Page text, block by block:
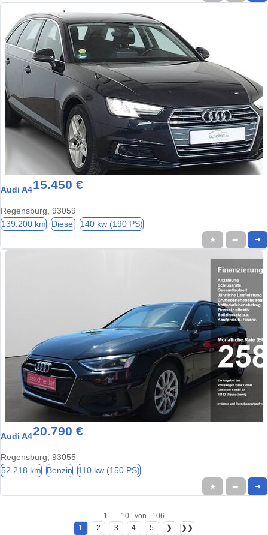
Audi A415.450 €
Regensburg, 93059
139.200 km Diesel 140 kw (190 PS)
★ ➦ ➜
Audi A420.790 €
Regensburg, 93055
52.218 km Benzin 110 kw (150 PS)
★ ➦ ➜
1 - 10 von 106
1
2 3 4 5 ❯ ❯❯